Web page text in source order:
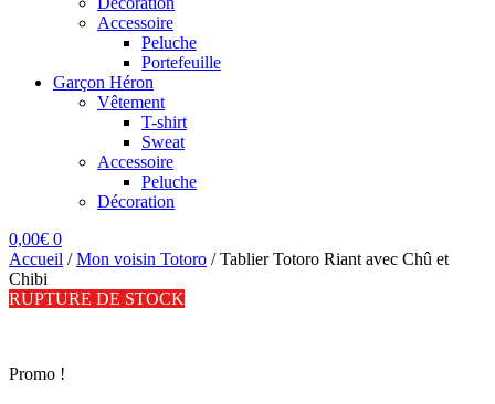
Accessoire
Peluche
Portefeuille
Garçon Héron
Vêtement
T-shirt
Sweat
Accessoire
Peluche
Décoration
0,00€ 0
Accueil /Mon voisin Totoro /Tablier Totoro Riant avec Chû et
Chibi
RUPTURE DE STOCK
Promo !